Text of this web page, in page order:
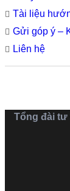
Tài liệu
Gửi góp ý –
Liên hệ
Tổng đài tư